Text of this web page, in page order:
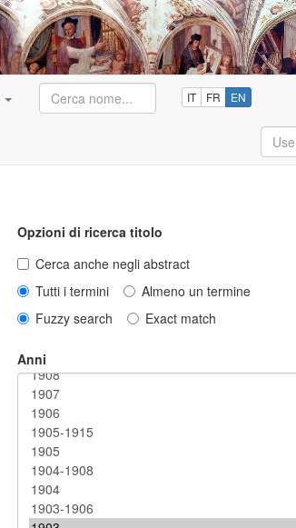
IT FR EN
Opzioni di ricerca titolo
Cerca anche negli abstract
Tutti i termini
Almeno un termine
Fuzzy search
Exact match
Anni